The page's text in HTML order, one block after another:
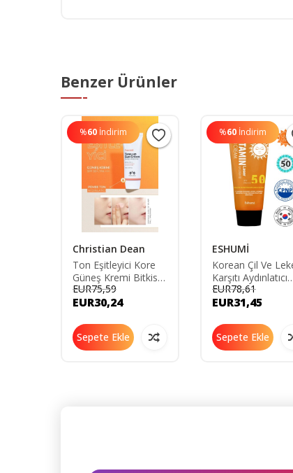
Benzer Ürünler
%60 İndirim
Christian Dean
Ton Eşitleyici Kore
Güneş Kremi Bitkisel
Kompleks Christian
Dean Secret Tone-
EUR75,59
EUR30,24
Sepete Ekle
%60 İndirim
ESHUMİ
Korean Çil Ve
Karşıtı Aydınlatıcı
Vitamin Laser Spf
Pa Yüksek
Kremi ESH03
EUR78,61
EUR31,45
Sepete Ekle